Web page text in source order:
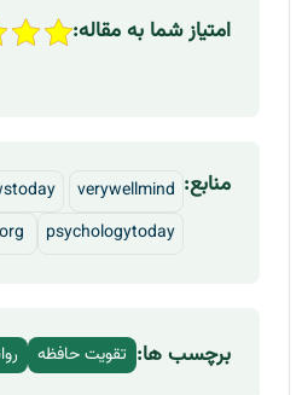
امتیاز شما به مقاله:
منابع: verywellmind
psychologytoday
برچسب ها: تقویت حافظه